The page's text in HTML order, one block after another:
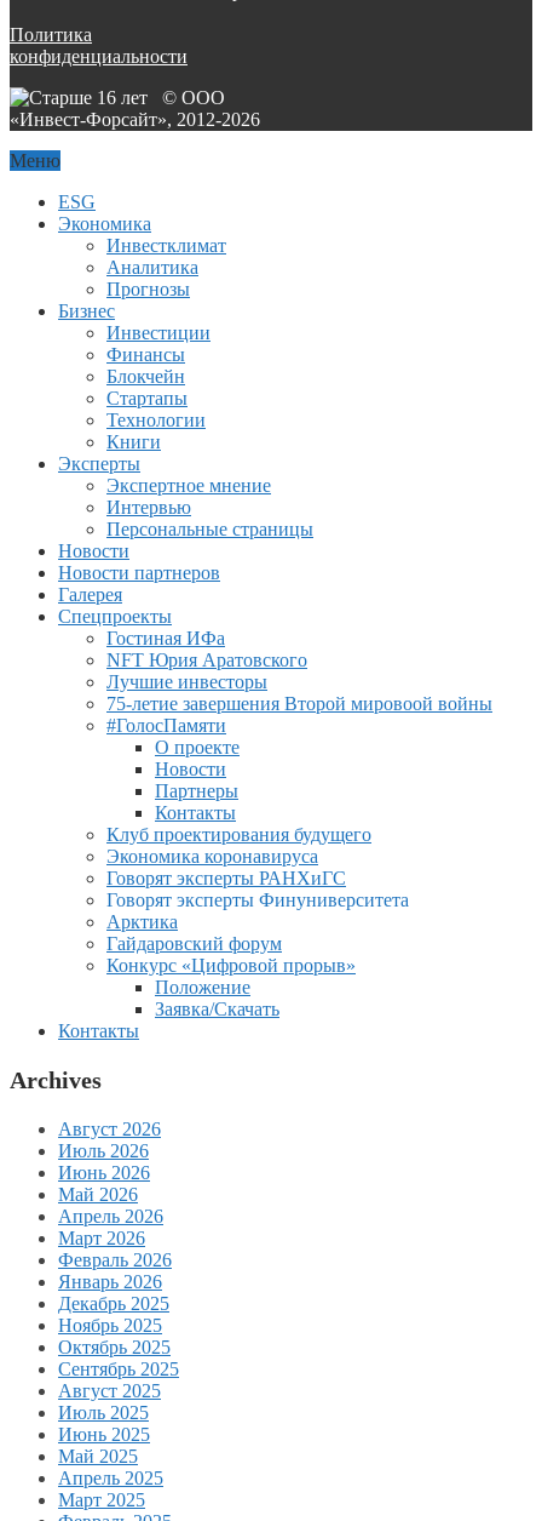
Политика
конфиденциальности
© ООО
«Инвест-Форсайт», 2012-2026
Меню
ESG
Экономика
Инвестклимат
Аналитика
Прогнозы
Бизнес
Инвестиции
Финансы
Блокчейн
Стартапы
Технологии
Книги
Эксперты
Экспертное мнение
Интервью
Персональные страницы
Новости
Новости партнеров
Галерея
Спецпроекты
Гостиная ИФа
NFT Юрия Аратовского
Лучшие инвесторы
75-летие завершения Второй мировоой войны
#ГолосПамяти
О проекте
Новости
Партнеры
Контакты
Клуб проектирования будущего
Экономика коронавируса
Говорят эксперты РАНХиГС
Говорят эксперты Финуниверситета
Арктика
Гайдаровский форум
Конкурс «Цифровой прорыв»
Положение
Заявка/Скачать
Контакты
Archives
Август 2026
Июль 2026
Июнь 2026
Май 2026
Апрель 2026
Март 2026
Февраль 2026
Январь 2026
Декабрь 2025
Ноябрь 2025
Октябрь 2025
Сентябрь 2025
Август 2025
Июль 2025
Июнь 2025
Май 2025
Апрель 2025
Март 2025